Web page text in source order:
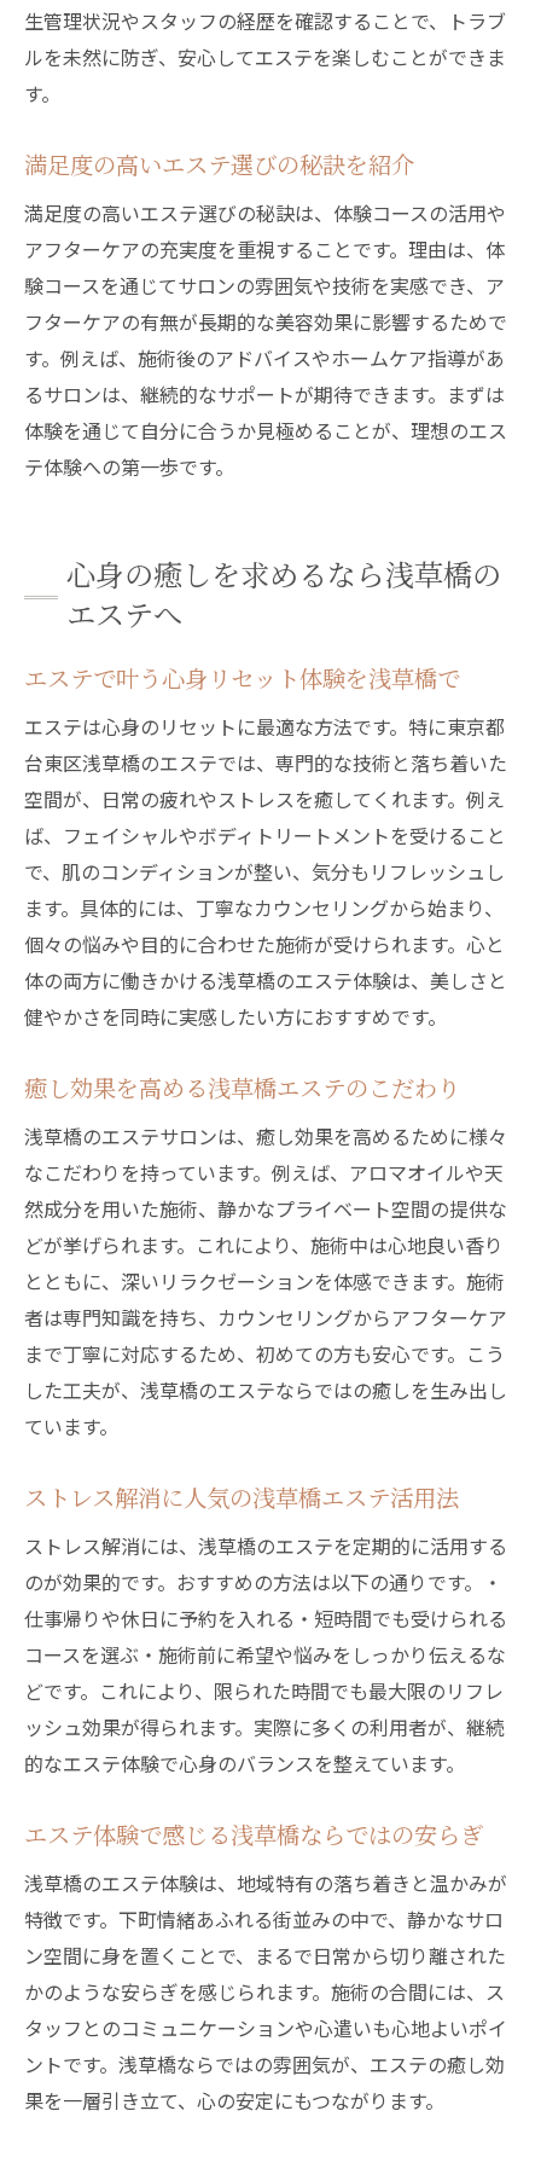
生管理状況やスタッフの経歴を確認することで、トラブ
ルを未然に防ぎ、安心してエステを楽しむことができま
す。
満足度の高いエステ選びの秘訣を紹介
満足度の高いエステ選びの秘訣は、体験コースの活用や
アフターケアの充実度を重視することです。理由は、体
験コースを通じてサロンの雰囲気や技術を実感でき、ア
フターケアの有無が長期的な美容効果に影響するためで
す。例えば、施術後のアドバイスやホームケア指導があ
るサロンは、継続的なサポートが期待できます。まずは
体験を通じて自分に合うか見極めることが、理想のエス
テ体験への第一歩です。
心身の癒しを求めるなら浅草橋の
エステへ
エステで叶う心身リセット体験を浅草橋で
エステは心身のリセットに最適な方法です。特に東京都
台東区浅草橋のエステでは、専門的な技術と落ち着いた
空間が、日常の疲れやストレスを癒してくれます。例え
ば、フェイシャルやボディトリートメントを受けること
で、肌のコンディションが整い、気分もリフレッシュし
ます。具体的には、丁寧なカウンセリングから始まり、
個々の悩みや目的に合わせた施術が受けられます。心と
体の両方に働きかける浅草橋のエステ体験は、美しさと
健やかさを同時に実感したい方におすすめです。
癒し効果を高める浅草橋エステのこだわり
浅草橋のエステサロンは、癒し効果を高めるために様々
なこだわりを持っています。例えば、アロマオイルや天
然成分を用いた施術、静かなプライベート空間の提供な
どが挙げられます。これにより、施術中は心地良い香り
とともに、深いリラクゼーションを体感できます。施術
者は専門知識を持ち、カウンセリングからアフターケア
まで丁寧に対応するため、初めての方も安心です。こう
した工夫が、浅草橋のエステならではの癒しを生み出し
ています。
ストレス解消に人気の浅草橋エステ活用法
ストレス解消には、浅草橋のエステを定期的に活用する
のが効果的です。おすすめの方法は以下の通りです。・
仕事帰りや休日に予約を入れる・短時間でも受けられる
コースを選ぶ・施術前に希望や悩みをしっかり伝えるな
どです。これにより、限られた時間でも最大限のリフレ
ッシュ効果が得られます。実際に多くの利用者が、継続
的なエステ体験で心身のバランスを整えています。
エステ体験で感じる浅草橋ならではの安らぎ
浅草橋のエステ体験は、地域特有の落ち着きと温かみが
特徴です。下町情緒あふれる街並みの中で、静かなサロ
ン空間に身を置くことで、まるで日常から切り離された
かのような安らぎを感じられます。施術の合間には、ス
タッフとのコミュニケーションや心遣いも心地よいポイ
ントです。浅草橋ならではの雰囲気が、エステの癒し効
果を一層引き立て、心の安定にもつながります。